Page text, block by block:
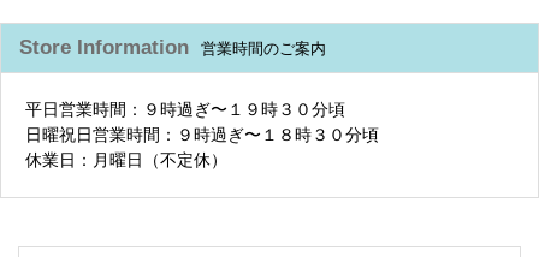
Store Information 営業時間のご案内
平日営業時間：９時過ぎ〜１９時３０分頃
日曜祝日営業時間：９時過ぎ〜１８時３０分頃
休業日：月曜日（不定休）